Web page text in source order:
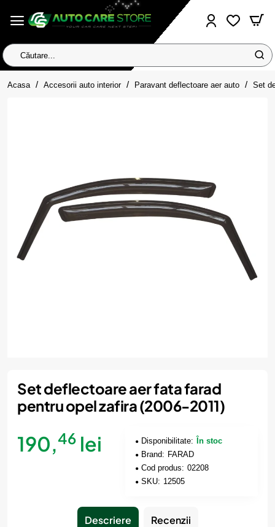
Căutare...
Acasa homeAccesorii auto interior Paravant deflectoare aer auto Set
Set deflectoare aer fata farad
pentru opel zafira (2006-2011)
190,46 lei Disponibilitate:
În stoc
Brand: FARAD
Cod produs: 02208
SKU: 12505
Descriere Recenzii